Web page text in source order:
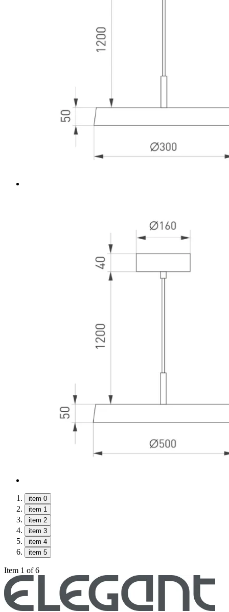
item 0
item 1
item 2
item 3
item 4
item 5
Item 1 of 6